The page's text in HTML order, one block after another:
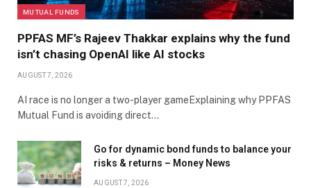
MUTUAL FUNDS
PPFAS MF’s Rajeev Thakkar explains why the fund
isn’t chasing OpenAI like AI stocks
AUGUST 7, 2026
AI race is no longer a two-player gameExplaining why PPFAS
Mutual Fund is avoiding direct…
Go for dynamic bond funds to balance your
risks & returns – Money News
AUGUST 7, 2026